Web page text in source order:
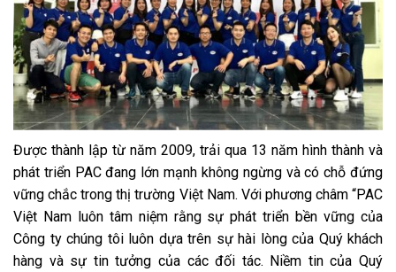
Được thành lập từ năm 2009, trải qua 13 năm hình thành và
phát triển PAC đang lớn mạnh không ngừng và có chỗ đứng
vững chắc trong thị trường Việt Nam. Với phương châm “PAC
Việt Nam luôn tâm niệm rằng sự phát triển bền vững của
Công ty chúng tôi luôn dựa trên sự hài lòng của Quý khách
hàng và sự tin tưởng của các đối tác. Niềm tin của Quý